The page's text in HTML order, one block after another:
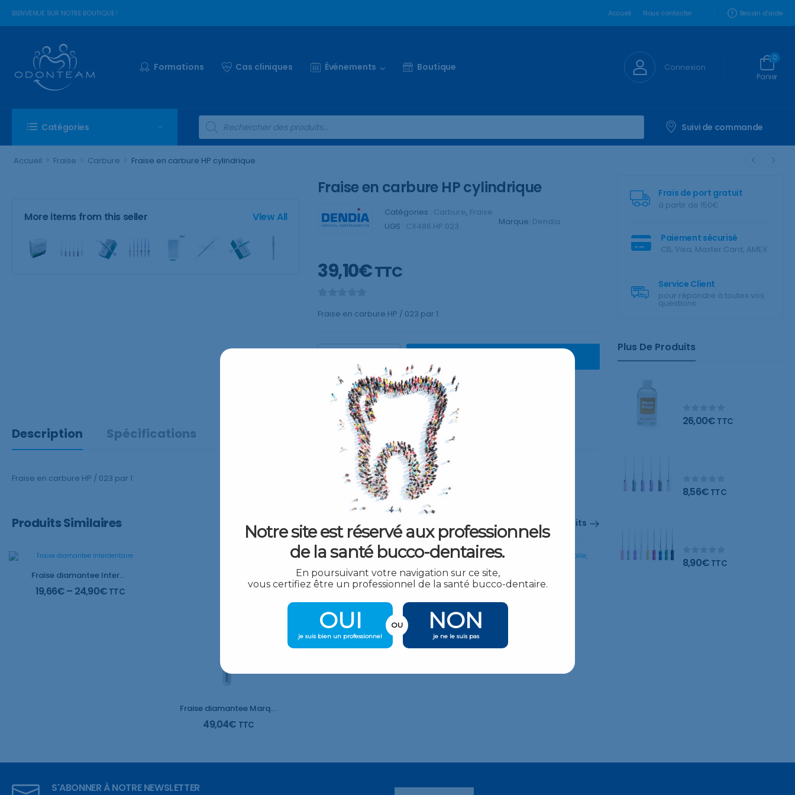
BIENVENUE SUR NOTRE BOUTIQUE ! Accueil Nous contacter Besoin d'aide
Formations Cas cliniques Événements Boutique Connexion
Panier
0
Catégories Suivi de commande
Accueil > Fraise > Carbure > Fraise en carbure HP cylindrique
Frais de port gratuit
à partir de 150€
Paiement sécurisé
CB, Visa, Master Card, AMEX
Service Client
pour répondre à toutes vos
questions
Plus De Produits
26,00€ TTC
8,56€ TTC
8,90€ TTC
More items from this seller View All
Fraise en carbure HP cylindrique
Catégories : Carbure, Fraise
UGS : CX486.HP.023 Marque: Dendia
39,10€TTC
Fraise en carbure HP / 023 par 1
Description Spécifications
Fraise en carbure HP / 023 par 1
Produits Similaires Plus De Produits
Fraise diamantee Interdentaire
19,66€– 24,90€ TTC
Fraise diamantee Marquage de profondeur
49,04€ TTC
Fraise diamantee Oignon
24,90€
24,90
S'ABONNER À NOTRE NEWSLETTER
Notre site est réservé aux professionnels
de la santé bucco-dentaires.
En poursuivant votre navigation sur ce site,
vous certifiez être un professionnel de la santé bucco-dentaire.
OUI
je suis bien un professionnel
NON
je ne le suis pas
OU